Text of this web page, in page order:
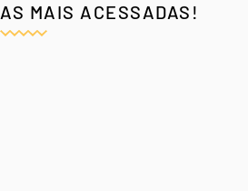
AS MAIS ACESSADAS!